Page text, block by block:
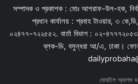
সম্পাদক ও প্রকাশক : মোঃ আশরাফ-উল-হক,
প্রধান কার্যালয় : প্রবাহ টাওয়ার, ৩
০২৪৭৭-৭২২৫৫২. বার্তা বিভাগ : ০২-
ব্লক-ডি, বসুন্ধরা আ/এ, ঢাকা।
মোবাইল অ্যাপস